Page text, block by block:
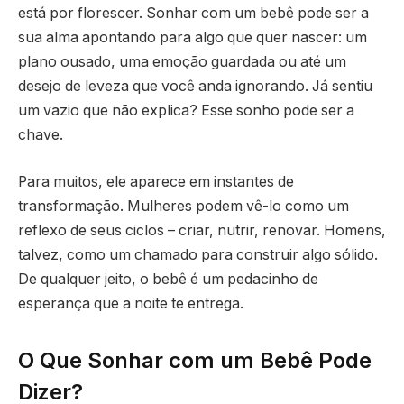
está por florescer. Sonhar com um bebê pode ser a
sua alma apontando para algo que quer nascer: um
plano ousado, uma emoção guardada ou até um
desejo de leveza que você anda ignorando. Já sentiu
um vazio que não explica? Esse sonho pode ser a
chave.
Para muitos, ele aparece em instantes de
transformação. Mulheres podem vê-lo como um
reflexo de seus ciclos – criar, nutrir, renovar. Homens,
talvez, como um chamado para construir algo sólido.
De qualquer jeito, o bebê é um pedacinho de
esperança que a noite te entrega.
O Que Sonhar com um Bebê Pode
Dizer?